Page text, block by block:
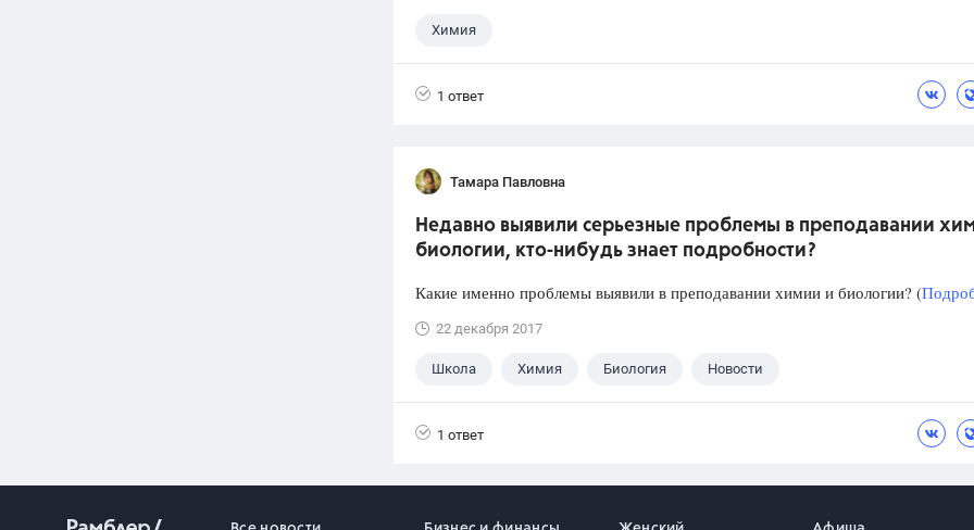
Химия
1 ответ
Тамара Павловна
Недавно выявили серьезные проблемы в преподавании
биологии, кто-нибудь знает подробности?
Какие именно проблемы выявили в преподавании химии и биологии? (
22 декабря 2017
Школа Химия Биология Новости
1 ответ